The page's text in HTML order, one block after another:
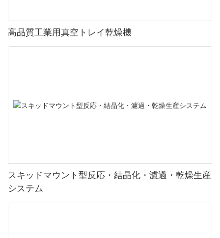
高品質工業用真空トレイ乾燥機
スキッドマウント型反応・結晶化・濾過・乾燥生産
システム